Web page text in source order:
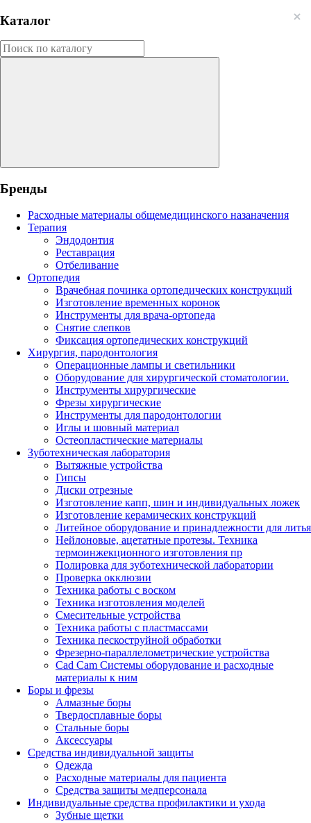
Каталог
Бренды
Расходные материалы общемедицинского назаначения
Терапия
Эндодонтия
Реставрация
Отбеливание
Ортопедия
Врачебная починка ортопедических конструкций
Изготовление временных коронок
Инструменты для врача-ортопеда
Снятие слепков
Фиксация ортопедических конструкций
Хирургия, пародонтология
Операционные лампы и светильники
Оборудование для хирургической стоматологии.
Инструменты хирургические
Фрезы хирургические
Инструменты для пародонтологии
Иглы и шовный материал
Остеопластические материалы
Зуботехническая лаборатория
Вытяжные устройства
Гипсы
Диски отрезные
Изготовление капп, шин и индивидуальных ложек
Изготовление керамических конструкций
Литейное оборудование и принадлежности для литья
Нейлоновые, ацетатные протезы. Техника
термоинжекционного изготовления пр
Полировка для зуботехнической лаборатории
Проверка окклюзии
Техника работы с воском
Техника изготовления моделей
Смесительные устройства
Техника работы с пластмассами
Техника пескоструйной обработки
Фрезерно-параллелометрические устройства
Cad Cam Системы оборудование и расходные
материалы к ним
Боры и фрезы
Алмазные боры
Твердосплавные боры
Стальные боры
Аксессуары
Средства индивидуальной защиты
Одежда
Расходные материалы для пациента
Средства защиты медперсонала
Индивидуальные средства профилактики и ухода
Зубные щетки